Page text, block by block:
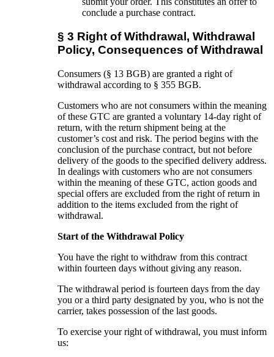
conclude a purchase contract.
§ 3 Right of Withdrawal, Withdrawal
Policy, Consequences of Withdrawal
Consumers (§ 13 BGB) are granted a right of
withdrawal according to § 355 BGB.
Customers who are not consumers within the meaning
of these GTC are granted a voluntary 14-day right of
return, with the return shipment being at the
customer’s cost and risk. The period begins with the
conclusion of the purchase contract, but not before
delivery of the goods to the specified delivery address.
In dealings with customers who are not consumers
within the meaning of these GTC, action goods and
special offers are excluded from the right of return in
addition to the items excluded from the right of
withdrawal.
Start of the Withdrawal Policy
You have the right to withdraw from this contract
within fourteen days without giving any reason.
The withdrawal period is fourteen days from the day
you or a third party designated by you, who is not the
carrier, takes possession of the last goods.
To exercise your right of withdrawal, you must inform
us: